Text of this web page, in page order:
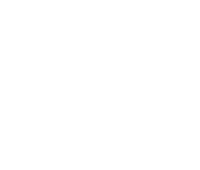
Perú.